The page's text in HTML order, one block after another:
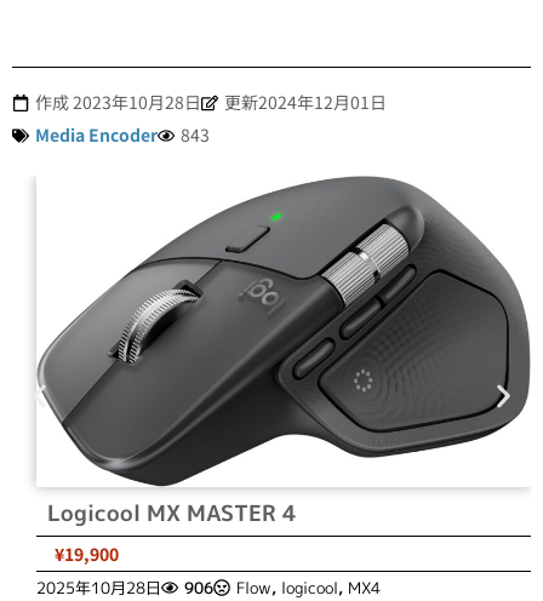
作成2023年10月28日
更新2024年12月01日
Media Encoder
843
Logicool MX MASTER 4
¥19,900
2025年10月28日 906 Flow, logicool, MX4